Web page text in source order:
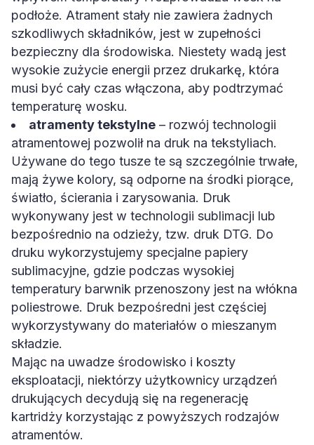
podłoże. Atrament stały nie zawiera żadnych
szkodliwych składników, jest w zupełności
bezpieczny dla środowiska. Niestety wadą jest
wysokie zużycie energii przez drukarkę, która
musi być cały czas włączona, aby podtrzymać
temperaturę wosku.
atramenty tekstylne – rozwój technologii
atramentowej pozwolił na druk na tekstyliach.
Używane do tego tusze te są szczególnie trwałe,
mają żywe kolory, są odporne na środki piorące,
światło, ścierania i zarysowania. Druk
wykonywany jest w technologii sublimacji lub
bezpośrednio na odzieży, tzw. druk DTG. Do
druku wykorzystujemy specjalne papiery
sublimacyjne, gdzie podczas wysokiej
temperatury barwnik przenoszony jest na włókna
poliestrowe. Druk bezpośredni jest częściej
wykorzystywany do materiałów o mieszanym
składzie.
Mając na uwadze środowisko i koszty
eksploatacji, niektórzy użytkownicy urządzeń
drukujących decydują się na regenerację
kartridży korzystając z powyższych rodzajów
atramentów.